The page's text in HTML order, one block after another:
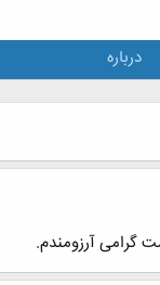
درباره
گرامی آرزومندم.